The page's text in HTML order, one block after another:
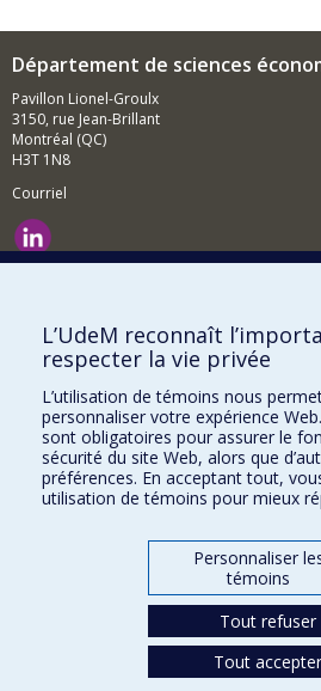
Département de sciences
Pavillon Lionel-Groulx
3150, rue Jean-Brillant
Montréal (QC)
H3T 1N8
Courriel
Comment soutenir le Département?
BESOIN D'AIDE?
Plan du site
Signaler une erreur
Accessibilité
FACULTÉ DES ARTS ET DES SCIENCES
Nos départements et écoles
L’UdeM reconnaît
respecter la vie privée
L’utilisation de témoins nous
personnaliser votre expérience
sont obligatoires pour assurer le
sécurité du site Web, alors que
préférences. En acceptant tout,
utilisation de témoins pour mieux
Personnaliser
témoins
Tout refuser
Tout accepter